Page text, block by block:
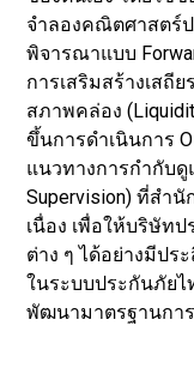
จำลองคณิตศาสตร์ป
พิจารณาแบบ
การเสริมสร้างเสถี
สภาพคล่อง
ขึ้นการดำเนินการ
แนวทางการกำกับดู
Supervision) ที่สำ
เนื่อง เพื่อให้บริษัท
ต่าง ๆ ได้อย่างมีปร
ในระบบประกันภัยไ
พัฒนามาตรฐานกา